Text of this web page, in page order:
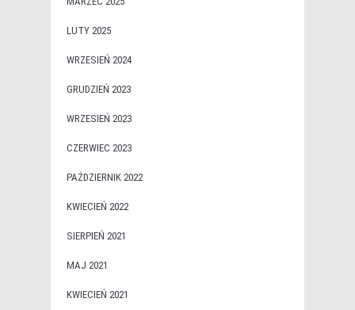
LUTY 2025
WRZESIEŃ 2024
GRUDZIEŃ 2023
WRZESIEŃ 2023
CZERWIEC 2023
PAŹDZIERNIK 2022
KWIECIEŃ 2022
SIERPIEŃ 2021
MAJ 2021
KWIECIEŃ 2021